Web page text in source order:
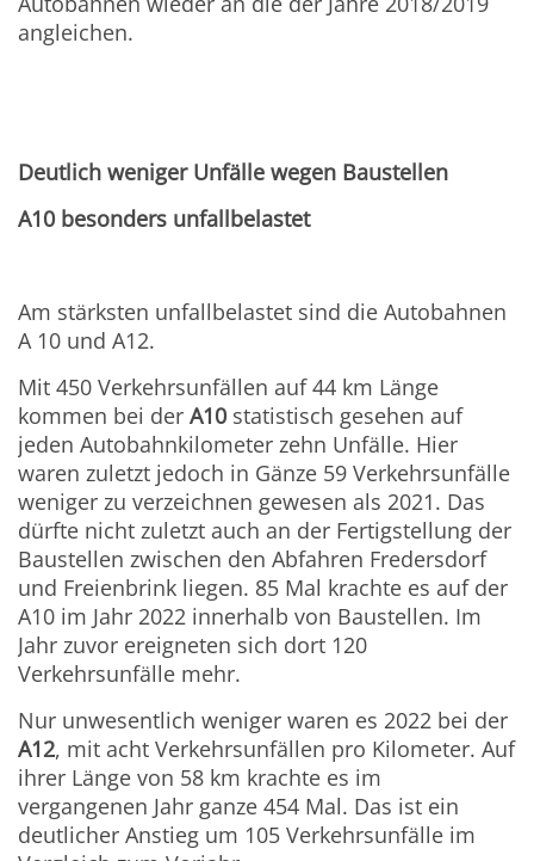
angleichen.
Deutlich weniger Unfälle wegen Baustellen
A10 besonders unfallbelastet
Am stärksten unfallbelastet sind die Autobahnen
A 10 und A12.
Mit 450 Verkehrsunfällen auf 44 km Länge
kommen bei derA10 statistisch gesehen auf
jeden Autobahnkilometer zehn Unfälle. Hier
waren zuletzt jedoch in Gänze 59 Verkehrsunfälle
weniger zu verzeichnen gewesen als 2021. Das
dürfte nicht zuletzt auch an der Fertigstellung der
Baustellen zwischen den Abfahren Fredersdorf
und Freienbrink liegen. 85 Mal krachte es auf der
A10 im Jahr 2022 innerhalb von Baustellen. Im
Jahr zuvor ereigneten sich dort 120
Verkehrsunfälle mehr.
Nur unwesentlich weniger waren es 2022 bei der
A12, mit acht Verkehrsunfällen pro Kilometer. Auf
ihrer Länge von 58 km krachte es im
vergangenen Jahr ganze 454 Mal. Das ist ein
deutlicher Anstieg um 105 Verkehrsunfälle im